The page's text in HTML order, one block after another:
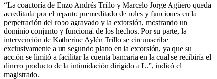
“La coautoría de Enzo Andrés Trillo y Marcelo Jorge Agüero queda
acreditada por el reparto premeditado de roles y funciones en la
perpetración del robo agravado y la extorsión, mostrando un
dominio conjunto y funcional de los hechos. Por su parte, la
intervención de Katherine Aylén Trillo se circunscribe
exclusivamente a un segundo plano en la extorsión, ya que su
acción se limitó a facilitar la cuenta bancaria en la cual se recibiría el
dinero producto de la intimidación dirigido a L.”, indicó el
magistrado.